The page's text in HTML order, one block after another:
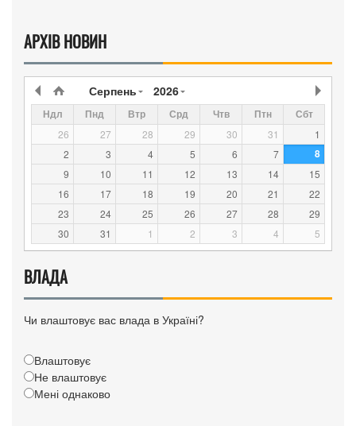
АРХІВ НОВИН
Серпень 2026
Ндл Пнд Втр Срд Чтв Птн Сбт
26 27 28 29 30 31
1
2
3 4 5 6 7 8
9 10 11 12 13 14
15
16
17 18 19 20 21
22
23
24 25 26 27 28
29
30
31 1 2 3 4 5
ВЛАДА
Чи влаштовує вас влада в Україні?
Влаштовує
Не влаштовує
Мені однаково